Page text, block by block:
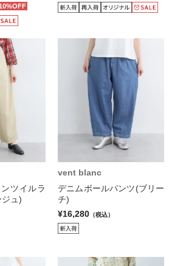
ツイルラ
ュ)
vent blanc
デニムボールパンツ(ブリー
チ)
¥16,280 （税込）